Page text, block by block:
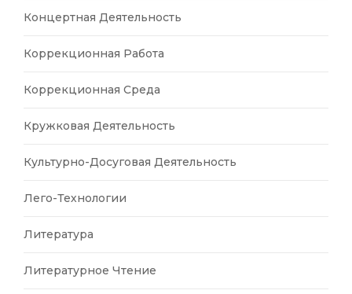
Концертная Деятельность
Коррекционная Работа
Коррекционная Среда
Кружковая Деятельность
Культурно-Досуговая Деятельность
Лего-Технологии
Литература
Литературное Чтение